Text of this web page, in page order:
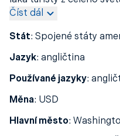
jihovýchodním pobřeží
Karibským ostrovůma
činí důležitý dopravní
Číst dál
Stát: Spojené státy
Jazyk: angličtina
Používané jazyky:
Měna: USD
Hlavní město: